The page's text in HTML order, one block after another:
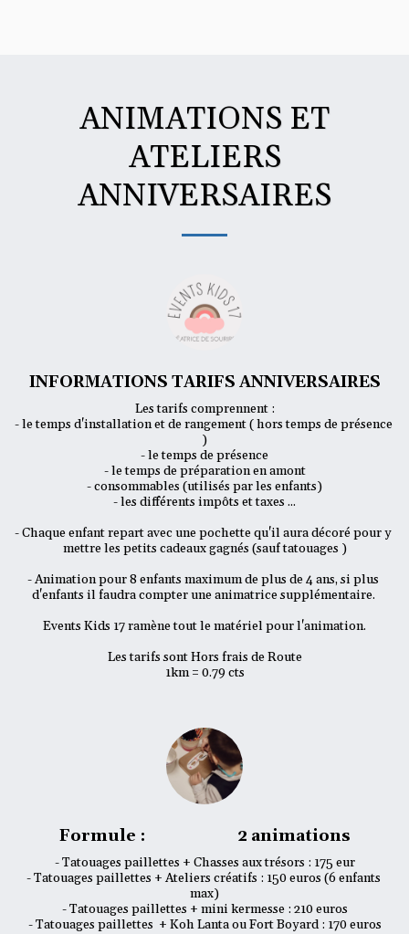
ANIMATIONS ET
ATELIERS
ANNIVERSAIRES
INFORMATIONS TARIFS ANNIVERSAIRES
Les tarifs comprennent :
- le temps d'installation et de rangement ( hors temps de présence
)
- le temps de présence
- le temps de préparation en amont
- consommables (utilisés par les enfants)
- les différents impôts et taxes ...
- Chaque enfant repart avec une pochette qu'il aura décoré pour y
mettre les petits cadeaux gagnés (sauf tatouages )
- Animation pour 8 enfants maximum de plus de 4 ans, si plus
d'enfants il faudra compter une animatrice supplémentaire.
Events Kids 17 ramène tout le matériel pour l'animation.
Les tarifs sont Hors frais de Route
1km = 0.79 cts
Formule : 2 animations
- Tatouages paillettes + Chasses aux trésors : 175 eur
- Tatouages paillettes + Ateliers créatifs : 150 euros (6 enfants
max)
- Tatouages paillettes + mini kermesse : 210 euros
- Tatouages paillettes  + Koh Lanta ou Fort Boyard : 170 euros